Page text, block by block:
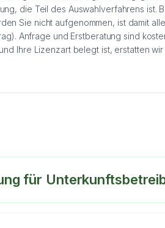
die Teil des Auswahlverfahrens ist.
Sie nicht aufgenommen, ist damit
Anfrage und Erstberatung sind
Ihre Lizenzart belegt ist, erstatten
für